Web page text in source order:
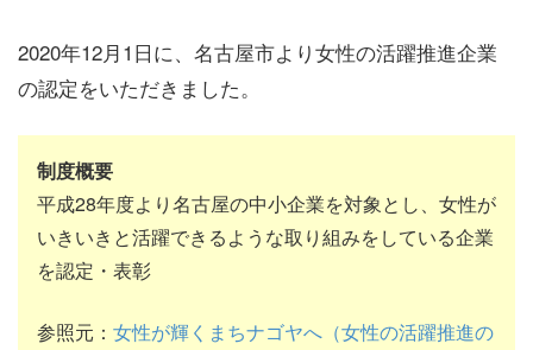
2020年12月1日に、名古屋市より女性の活躍推進企業
の認定をいただきました。
制度概要
平成28年度より名古屋の中小企業を対象とし、女性が
いきいきと活躍できるような取り組みをしている企業
を認定・表彰
参照元： 女性が輝くまちナゴヤへ（女性の活躍推進の